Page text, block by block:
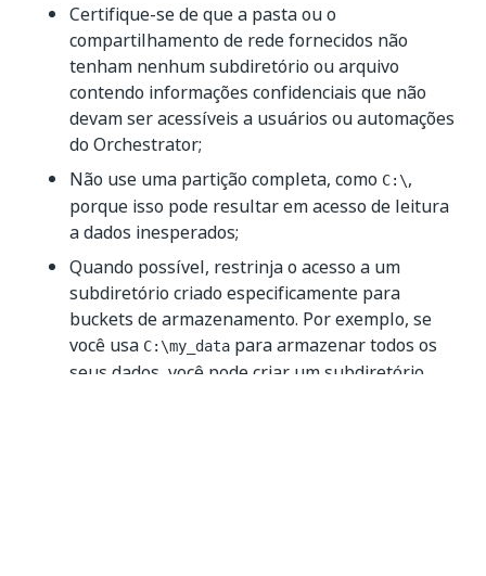
Certifique-se de que a pasta ou o
compartilhamento de rede fornecidos não
tenham nenhum subdiretório ou arquivo
contendo informações confidenciais que não
devam ser acessíveis a usuários ou automações
do Orchestrator;
Não use uma partição completa, como C:\,
porque isso pode resultar em acesso de leitura
a dados inesperados;
Quando possível, restrinja o acesso a um
subdiretório criado especificamente para
buckets de armazenamento. Por exemplo, se
você usa C:\my_data para armazenar todos os
seus dados, você pode criar um subdiretório